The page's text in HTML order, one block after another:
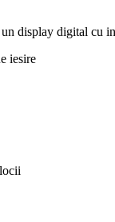
display digital cu
iesire